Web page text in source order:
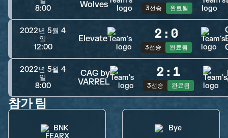
8:00
Wolves
3선승 완료됨
2022년 5월 4
일
12:00
Elevate 2 : 0
3선승 완료됨
2022년 5월 4
일
8:00
CAG by
VARREL
2 : 1
3선승 완료됨
참가 팀